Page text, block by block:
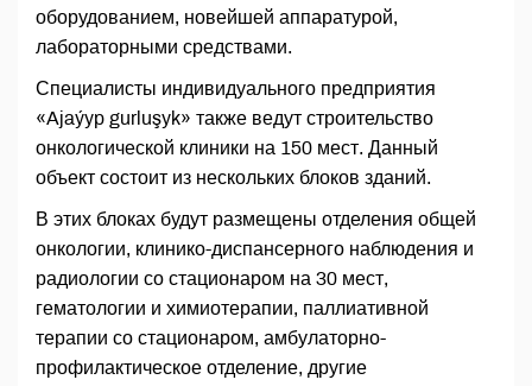
оборудованием, новейшей аппаратурой,
лабораторными средствами.
Специалисты индивидуального предприятия
«Ajaýyp gurluşyk» также ведут строительство
онкологической клиники на 150 мест. Данный
объект состоит из нескольких блоков зданий.
В этих блоках будут размещены отделения общей
онкологии, клинико-диспансерного наблюдения и
радиологии со стационаром на 30 мест,
гематологии и химиотерапии, паллиативной
терапии со стационаром, амбулаторно-
профилактическое отделение, другие